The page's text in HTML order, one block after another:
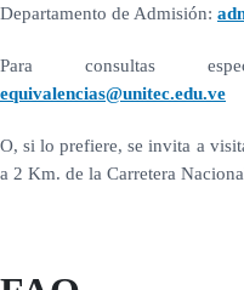
Departamento de Admisión:
Para consultas
equivalencias@unitec.edu.ve
O, si lo prefiere, se invita a
a 2 Km. de la Carretera